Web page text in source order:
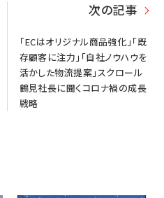
次の記事
「ECはオリジナル商品強化」「既
存顧客に注力」「自社ノウハウを
活かした物流提案」スクロール
鶴見社長に聞くコロナ禍の成長
戦略